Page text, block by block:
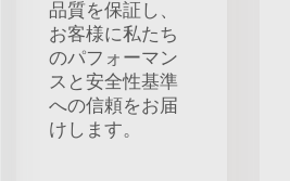
品質を保証し、
お客様に私たち
のパフォーマン
スと安全性基準
への信頼をお届
けします。